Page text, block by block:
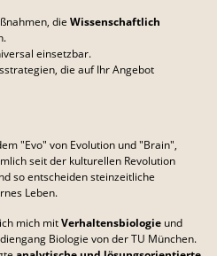
die Wissenschaftlich
einsetzbar.
die auf Ihr Angebot
"Evo" von Evolution und "Brain",
seit der kulturellen Revolution
so entscheiden steinzeitliche
Leben.
mich mitVerhaltensbiologie und
Biologie von der TU München.